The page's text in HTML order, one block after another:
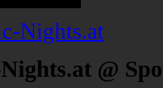
Nights.at
@